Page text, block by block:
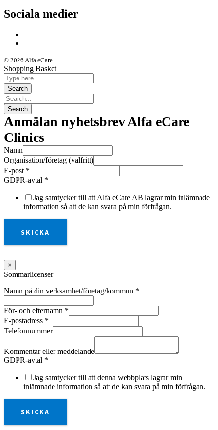
Sociala medier
© 2026 Alfa eCare
Shopping Basket
Anmälan nyhetsbrev Alfa eCare
Clinics
Namn
Organisation/företag (valfritt)
E-post *
GDPR-avtal *
Jag samtycker till att Alfa eCare AB lagrar min inlämnade
information så att de kan svara på min förfrågan.
SKICKA
×
Sommarlicenser
Namn på din verksamhet/företag/kommun *
För- och efternamn *
E-postadress *
Telefonnummer
Kommentar eller meddelande
GDPR-avtal *
Jag samtycker till att denna webbplats lagrar min
inlämnade information så att de kan svara på min förfrågan.
SKICKA